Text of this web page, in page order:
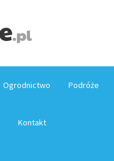
Ogrodnictwo Podróże
Kontakt